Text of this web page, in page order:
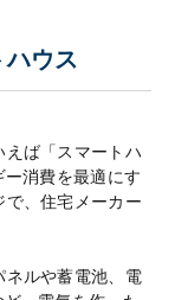
ウス
ば「スマートハ
消費を最適にす
で、住宅メーカー
ネルや蓄電池、電